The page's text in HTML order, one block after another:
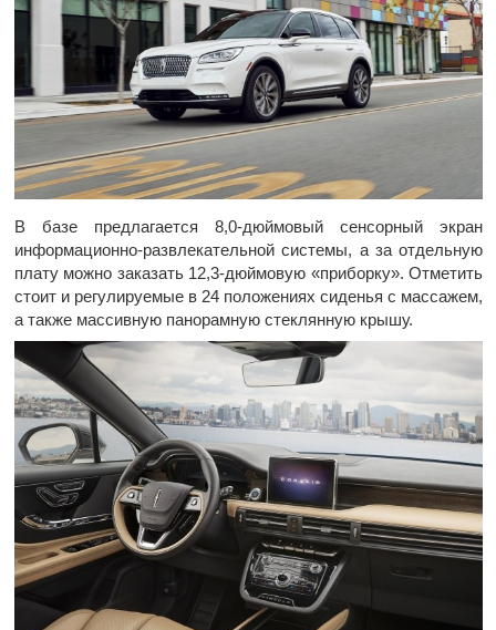
В базе предлагается 8,0-дюймовый сенсорный экран
информационно-развлекательной системы, а за отдельную
плату можно заказать 12,3-дюймовую «приборку». Отметить
стоит и регулируемые в 24 положениях сиденья с массажем,
а также массивную панорамную стеклянную крышу.